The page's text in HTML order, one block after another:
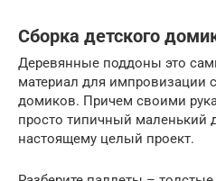
Сборка детского
Деревянные поддоны это
материал для импровизации
домиков. Причем своими
просто типичный маленький
настоящему целый проект.